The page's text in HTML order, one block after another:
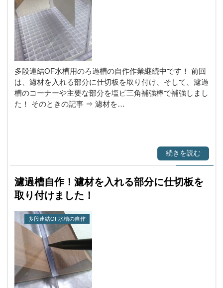
多段連結OF水槽用のろ過槽の自作作業継続中です！ 前回
は、濾材を入れる部分に仕切板を取り付け、そして、濾過
槽のコーナーや主要な部分を塩ビ三角補強棒で補強しまし
た！ そのときの記事 ⇒ 濾材を…
続きを読む
濾過槽自作！濾材を入れる部分に仕切板を
取り付けました！
多段連結OF水槽の自作